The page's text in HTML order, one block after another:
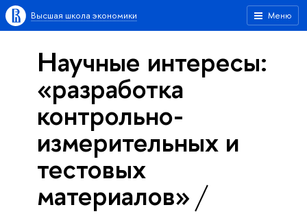
Меню
Высшая школа экономики
Научные интересы:
«разработка
контрольно-
измерительных и
тестовых
материалов»